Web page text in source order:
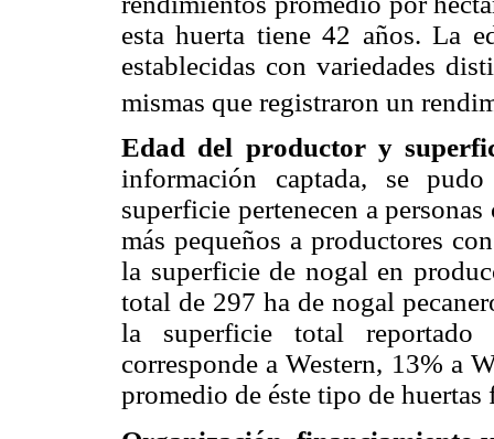
esta huerta tiene 42 años. La
establecidas con variedades
mismas que registraron un
Edad del productor y
información captada, se
superficie pertenecen a
más pequeños a productores
la superficie de nogal en
total de 297 ha de nogal
la superficie total
corresponde a Western, 13% a
promedio de éste tipo de